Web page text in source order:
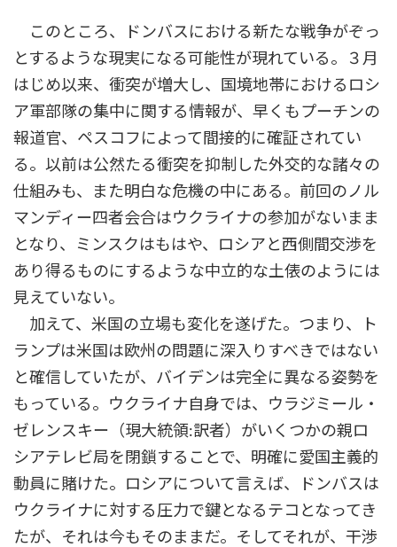
このところ、ドンバスにおける新たな戦争がぞっ
とするような現実になる可能性が現れている。３月
はじめ以来、衝突が増大し、国境地帯におけるロシ
ア軍部隊の集中に関する情報が、早くもプーチンの
報道官、ペスコフによって間接的に確証されてい
る。以前は公然たる衝突を抑制した外交的な諸々の
仕組みも、また明白な危機の中にある。前回のノル
マンディー四者会合はウクライナの参加がないまま
となり、ミンスクはもはや、ロシアと西側間交渉を
あり得るものにするような中立的な土俵のようには
見えていない。
加えて、米国の立場も変化を遂げた。つまり、ト
ランプは米国は欧州の問題に深入りすべきではない
と確信していたが、バイデンは完全に異なる姿勢を
もっている。ウクライナ自身では、ウラジミール・
ゼレンスキー（現大統領:訳者）がいくつかの親ロ
シアテレビ局を閉鎖することで、明確に愛国主義的
動員に賭けた。ロシアについて言えば、ドンバスは
ウクライナに対する圧力で鍵となるテコとなってき
たが、それは今もそのままだ。そしてそれが、干渉